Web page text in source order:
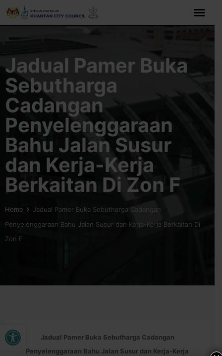
Open toolbar
Skip
Jadual Pamer Buka
Sebutharga
Cadangan
Penyelenggaraan
Bahu Jalan Susur
dan Kerja-Kerja
Berkaitan Di Zon F
Home
Jadual Pamer Buka Sebutharga Cadangan
Penyelenggaraan Bahu Jalan Susur dan Kerja-Kerja Berkaitan Di
Zon F
Jadual Pamer Buka Sebutharga Cadangan
Penyelenggaraan Bahu Jalan Susur dan Kerja-Kerja